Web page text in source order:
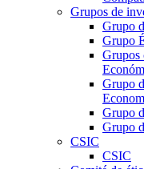
Grupos de
Grupo
Grupo
Grupos
Grupo
Grupo
Grupo
CSIC
CSIC